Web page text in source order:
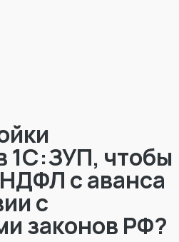
1С:ЗУП, чтобы
с аванса
с
законов РФ?